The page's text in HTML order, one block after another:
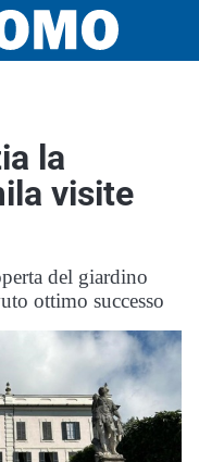
la
visite
del giardino
ottimo successo